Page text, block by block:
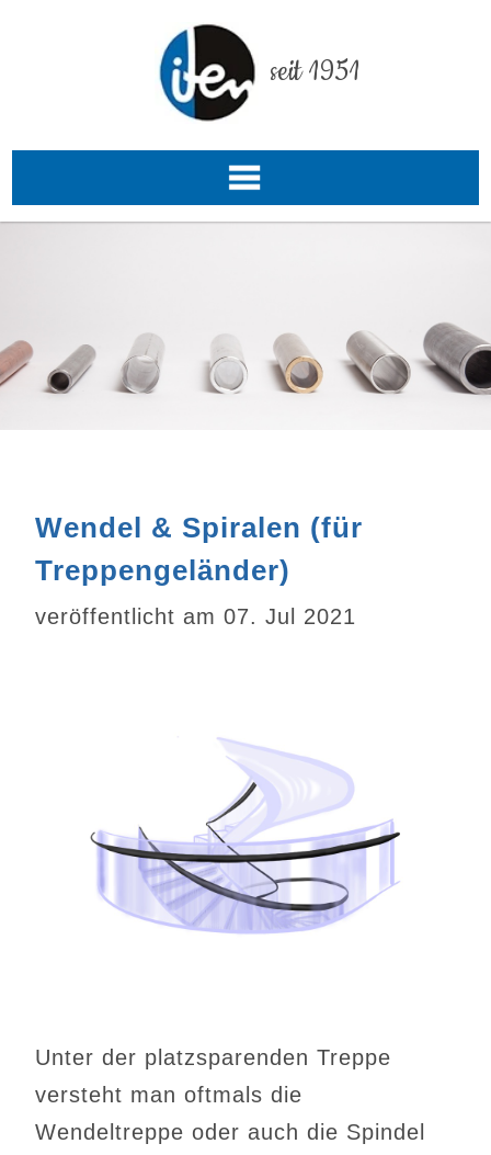
seit 1951
Wendel & Spiralen (für
Treppengeländer)
veröffentlicht am 07. Jul 2021
Unter der platzsparenden Treppe
versteht man oftmals die
Wendeltreppe oder auch die Spindel